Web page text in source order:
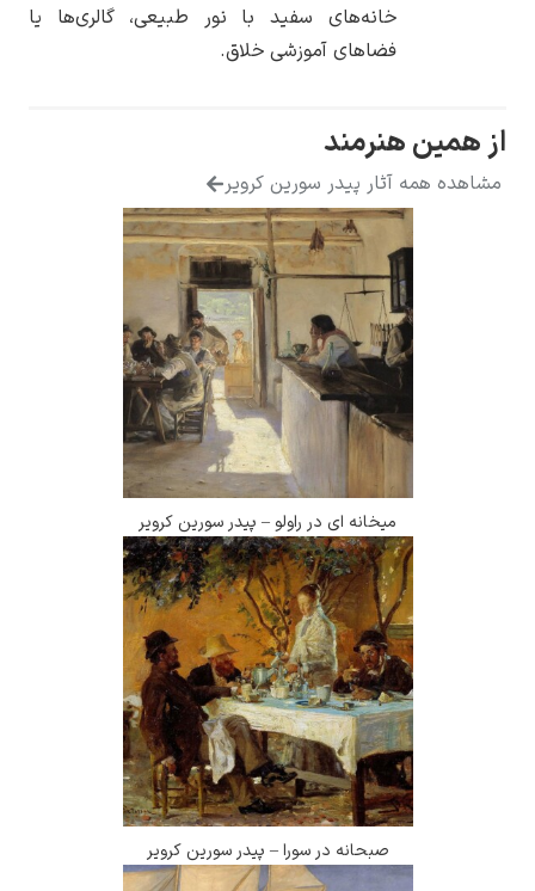
پرفروش‌ترین
تابلوها
خانه‌های سفید با نور طبیعی، گالری‌ها یا
فضاهای آموزشی خلاق.
از همین هنرمند
مشاهده همه آثار پیدر سورین کرویر
میخانه ای در راولو – پیدر سورین کرویر
صبحانه در سورا – پیدر سورین کرویر